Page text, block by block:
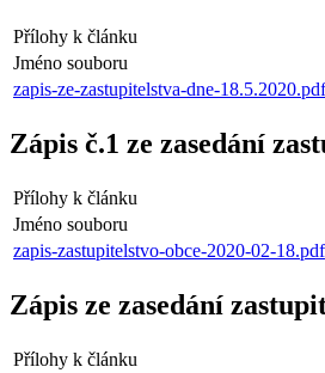
Přílohy k článku
Jméno souboru
zapis-ze-zastupitelstva-dne-18.5.2020.pdf
Zápis č.1 ze zasedání
Přílohy k článku
Jméno souboru
zapis-zastupitelstvo-obce-2020-02-18.pdf
Zápis ze zasedání
Přílohy k článku